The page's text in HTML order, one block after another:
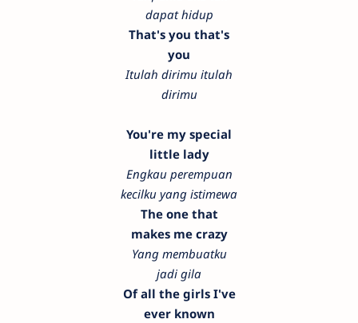
dapat hidup
That's you that's
you
Itulah dirimu itulah
dirimu
You're my special
little lady
Engkau perempuan
kecilku yang istimewa
The one that
makes me crazy
Yang membuatku
jadi gila
Of all the girls I've
ever known